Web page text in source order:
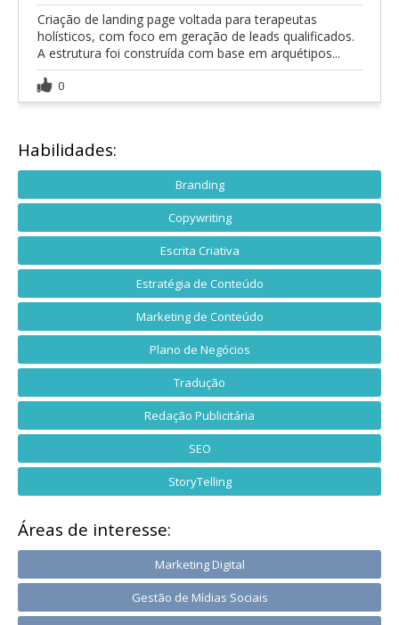
Criação de landing page voltada para terapeutas
holísticos, com foco em geração de leads qualificados.
A estrutura foi construída com base em arquétipos...
0
Habilidades:
Branding
Copywriting
Escrita Criativa
Estratégia de Conteúdo
Marketing de Conteúdo
Plano de Negócios
Tradução
Redação Publicitária
SEO
StoryTelling
Áreas de interesse:
Marketing Digital
Gestão de Mídias Sociais